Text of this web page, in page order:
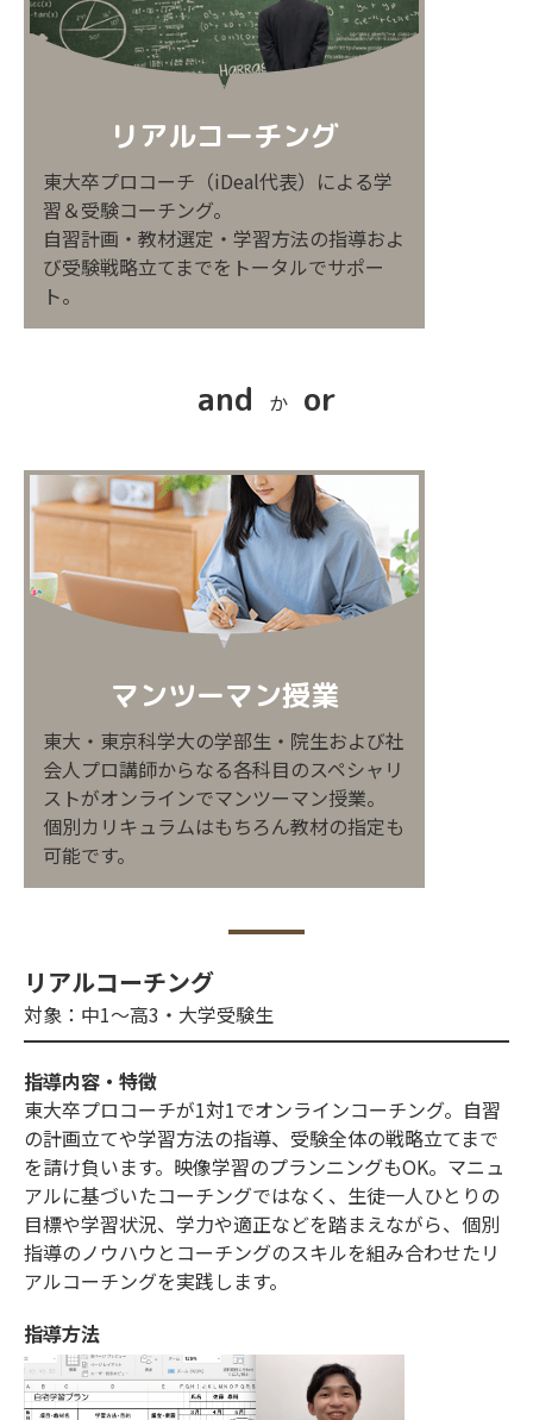
リアルコーチング
東大卒プロコーチ（iDeal代表）による学
習＆受験コーチング。
自習計画・教材選定・学習方法の指導およ
び受験戦略立てまでをトータルでサポー
ト。
and か or
マンツーマン授業
東大・東京科学大の学部生・院生および社
会人プロ講師からなる各科目のスペシャリ
ストがオンラインでマンツーマン授業。
個別カリキュラムはもちろん教材の指定も
可能です。
リアルコーチング
対象：中1〜高3・大学受験生
指導内容・特徴
東大卒プロコーチが1対1でオンラインコーチング。自習
の計画立てや学習方法の指導、受験全体の戦略立てまで
を請け負います。映像学習のプランニングもOK。マニュ
アルに基づいたコーチングではなく、生徒一人ひとりの
目標や学習状況、学力や適正などを踏まえながら、個別
指導のノウハウとコーチングのスキルを組み合わせたリ
アルコーチングを実践します。
指導方法